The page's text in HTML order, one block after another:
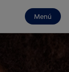
Menú